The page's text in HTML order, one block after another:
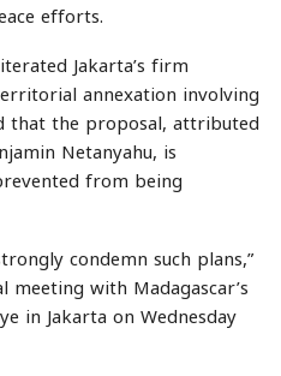
efforts.
Jakarta’s firm
annexation involving
that the proposal, attributed
Netanyahu, is
from being
condemn such plans,”
with Madagascar’s
in Jakarta on Wednesday